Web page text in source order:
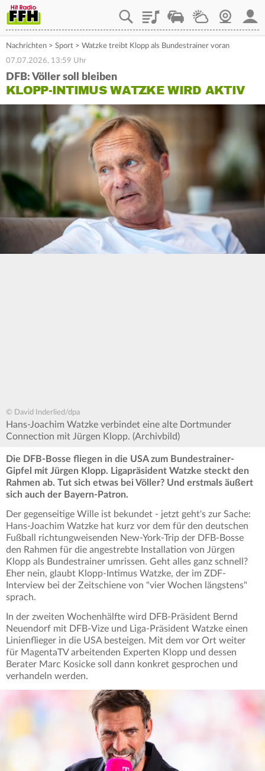
PlaylistStaupilotWetterWebcam
Nachrichten > Sport > Watzke treibt Klopp als Bundestrainer voran
07.07.2026, 13:59 Uhr
DFB: Völler soll bleiben
KLOPP-INTIMUS WATZKE WIRD AKTIV
© David Inderlied/dpa
Hans-Joachim Watzke verbindet eine alte Dortmunder
Connection mit Jürgen Klopp. (Archivbild)
Die DFB-Bosse fliegen in die USA zum Bundestrainer-
Gipfel mit Jürgen Klopp. Ligapräsident Watzke steckt den
Rahmen ab. Tut sich etwas bei Völler? Und erstmals äußert
sich auch der Bayern-Patron.
Der gegenseitige Wille ist bekundet - jetzt geht's zur Sache:
Hans-Joachim Watzke hat kurz vor dem für den deutschen
Fußball richtungweisenden New-York-Trip der DFB-Bosse
den Rahmen für die angestrebte Installation von Jürgen
Klopp als Bundestrainer umrissen. Geht alles ganz schnell?
Eher nein, glaubt Klopp-Intimus Watzke, der im ZDF-
Interview bei der Zeitschiene von "vier Wochen längstens"
sprach.
In der zweiten Wochenhälfte wird DFB-Präsident Bernd
Neuendorf mit DFB-Vize und Liga-Präsident Watzke einen
Linienflieger in die USA besteigen. Mit dem vor Ort weiter
für MagentaTV arbeitenden Experten Klopp und dessen
Berater Marc Kosicke soll dann konkret gesprochen und
verhandeln werden.